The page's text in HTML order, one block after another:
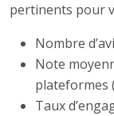
pertinents pour
Nombre
Note
plateformes
Taux